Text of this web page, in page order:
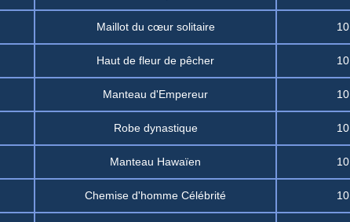
Maillot du cœur solitaire 10
Haut de fleur de pêcher 10
Manteau d'Empereur 10
Robe dynastique 10
Manteau Hawaïen 10
Chemise d'homme Célébrité 10